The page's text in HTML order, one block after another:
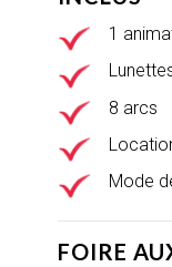
1
8 arcs
Mode
FOIRE